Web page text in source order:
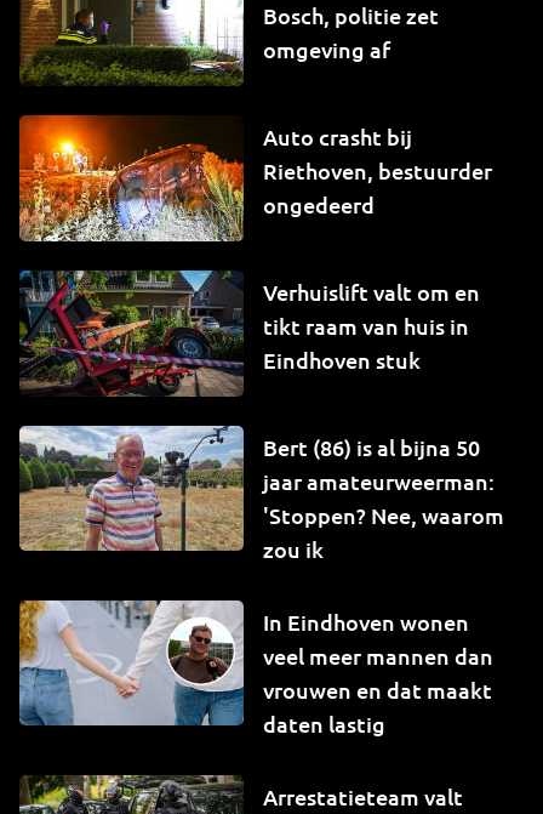
Bosch, politie zet
omgeving af
Auto crasht bij
Riethoven, bestuurder
ongedeerd
Verhuislift valt om en
tikt raam van huis in
Eindhoven stuk
Bert (86) is al bijna 50
jaar amateurweerman:
'Stoppen? Nee, waarom
zou ik
In Eindhoven wonen
veel meer mannen dan
vrouwen en dat maakt
daten lastig
Arrestatieteam valt